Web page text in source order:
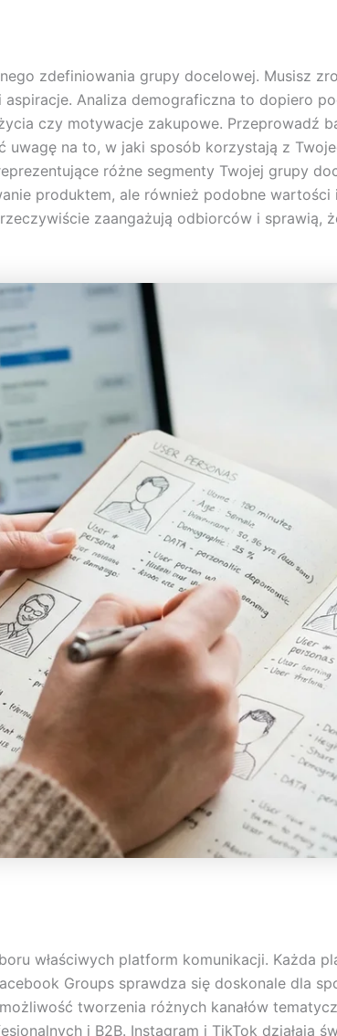
zdefiniowania grupy docelowej. Musisz
Analiza demograficzna to dopiero
czy motywacje zakupowe. Przeprowadź
na to, w jaki sposób korzystają z
różne segmenty Twojej grupy
produktem, ale również podobne
zaangażują odbiorców i sprawią,
właściwych platform komunikacji. Każda
Groups sprawdza się doskonale dla
tworzenia różnych kanałów
i B2B. Instagram i TikTok działają